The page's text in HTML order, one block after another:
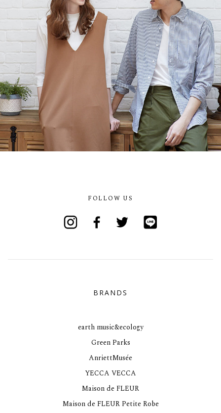
FOLLOW US
BRANDS
earth music&ecology
Green Parks
AnriettMusée
YECCA VECCA
Maison de FLEUR
Maison de FLEUR Petite Robe